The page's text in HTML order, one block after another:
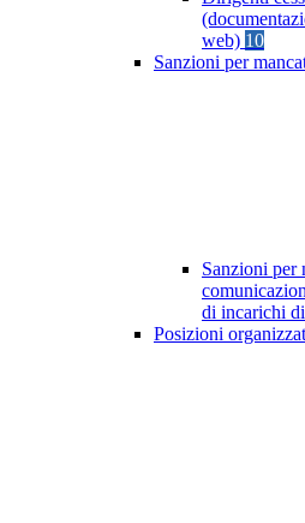
web) 10
Sanzioni per
Sanzioni per
di incarichi
Posizioni